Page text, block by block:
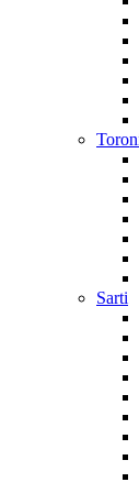
Sarti